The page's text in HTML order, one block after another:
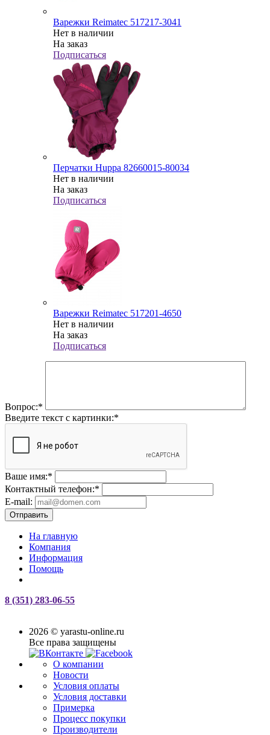
Варежки Reimatec 517217-3041
Нет в наличии
На заказ
Подписаться
Перчатки Huppa 82660015-80034
Нет в наличии
На заказ
Подписаться
Варежки Reimatec 517201-4650
Нет в наличии
На заказ
Подписаться
Вопрос:*
Введите текст с картинки:*
Ваше имя:*
Контактный телефон:*
E-mail:
Отправить
На главную
Компания
Информация
Помощь
8 (351) 283-06-55
2026 © yarastu-online.ru
Все права защищены
О компании
Новости
Условия оплаты
Условия доставки
Примерка
Процесс покупки
Производители